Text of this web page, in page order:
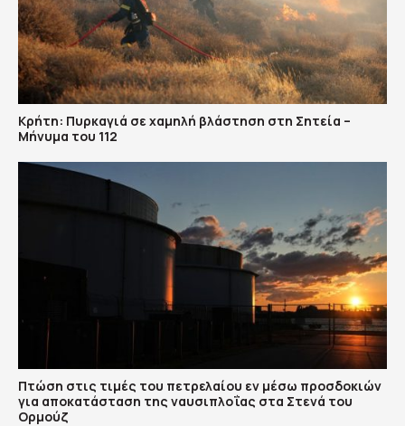
Κρήτη: Πυρκαγιά σε χαμηλή βλάστηση στη Σητεία –
Μήνυμα του 112
Πτώση στις τιμές του πετρελαίου εν μέσω προσδοκιών
για αποκατάσταση της ναυσιπλοΐας στα Στενά του
Ορμούζ